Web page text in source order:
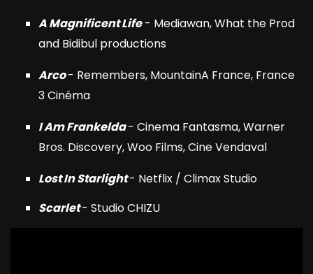
A Magnificent Life- Mediawan, What the Prod
and Bidibul productions
Arco- Remembers, MountainA France, France
3 Cinéma
I Am Frankelda- Cinema Fantasma, Warner
Bros. Discovery, Woo Films, Cine Vendaval
Lost In Starlight- Netflix / Climax Studio
Scarlet- Studio CHIZU